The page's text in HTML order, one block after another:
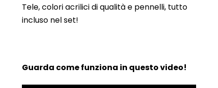
Tele, colori acrilici di qualità e pennelli, tutto
incluso nel set!
Guarda come funziona in questo video!